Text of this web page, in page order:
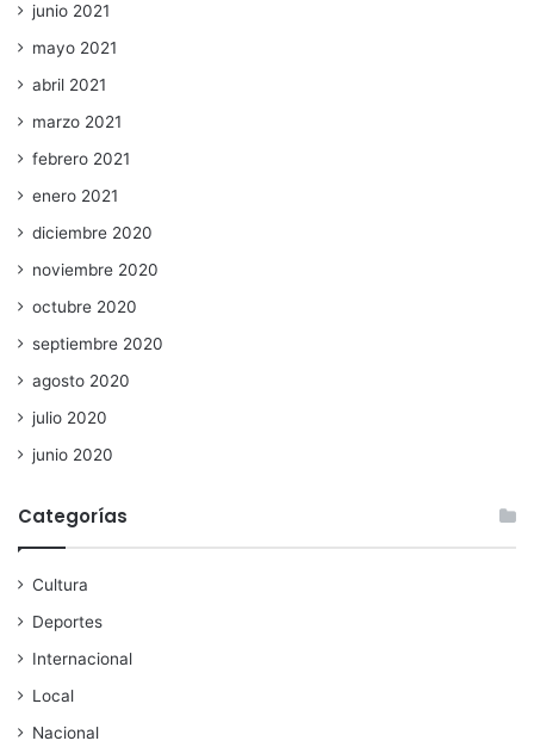
junio 2021
mayo 2021
abril 2021
marzo 2021
febrero 2021
enero 2021
diciembre 2020
noviembre 2020
octubre 2020
septiembre 2020
agosto 2020
julio 2020
junio 2020
Categorías
Cultura
Deportes
Internacional
Local
Nacional